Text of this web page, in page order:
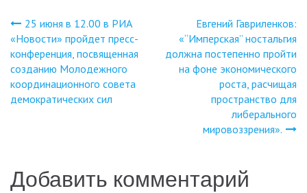
Навигация
по
записям
25 июня в 12.00 в РИА
«Новости» пройдет пресс-
конференция, посвященная
созданию Молодежного
координационного совета
демократических сил
Евгений Гавриленков:
«“Имперская” ностальгия
должна постепенно пройти
на фоне экономического
роста, расчищая
пространство для
либерального
мировоззрения».
Добавить комментарий